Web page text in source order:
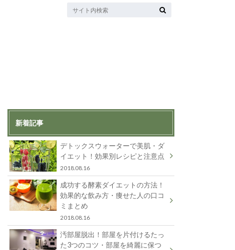
新着記事
デトックスウォーターで美肌・ダ
イエット！効果別レシピと注意点
2018.08.16
成功する酵素ダイエットの方法！
効果的な飲み方・痩せた人の口コ
ミまとめ
2018.08.16
汚部屋脱出！部屋を片付けるたっ
た3つのコツ・部屋を綺麗に保つ